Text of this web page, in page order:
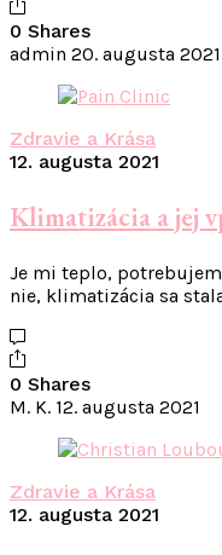
0 Shares
admin 20. augusta 2021
Zdravie a Krása
12. augusta 2021
Klimatizácia a jej
Je mi teplo,
nie, klimatizácia sa
0 Shares
M. K. 12. augusta 2021
Zdravie a Krása
12. augusta 2021